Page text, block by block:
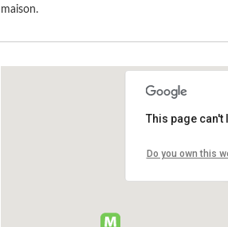
maison.
This page
Do you own this